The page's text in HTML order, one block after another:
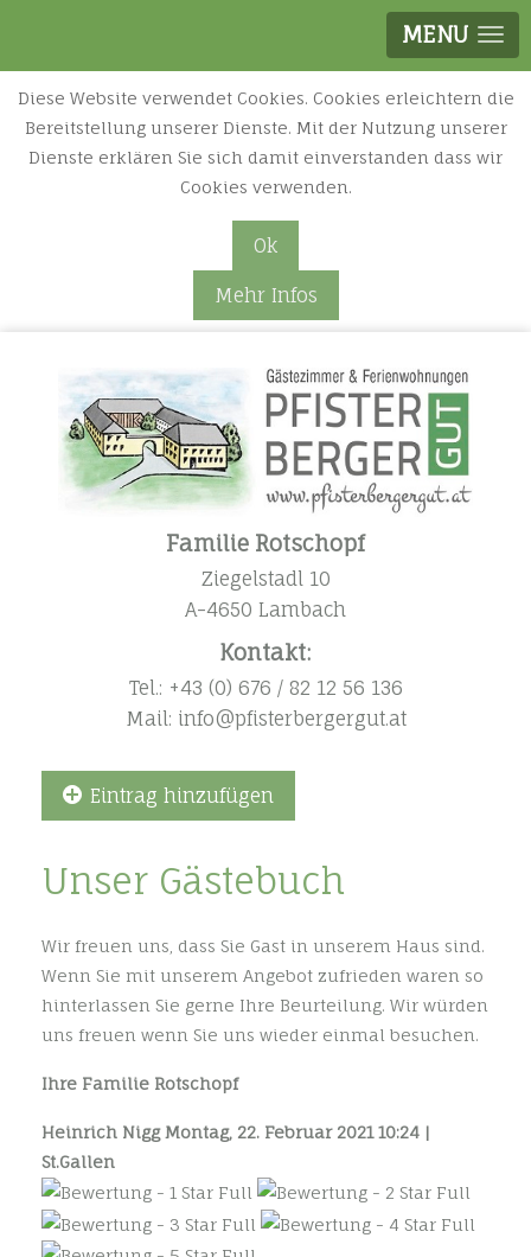
MENU
Diese Website verwendet Cookies. Cookies erleichtern die
Bereitstellung unserer Dienste. Mit der Nutzung unserer
Dienste erklären Sie sich damit einverstanden dass wir
Cookies verwenden.
Ok
Mehr Infos
Familie Rotschopf
Ziegelstadl 10
A-4650 Lambach
Kontakt:
Tel.: +43 (0) 676 / 82 12 56 136
Mail: info@pfisterbergergut.at
Eintrag hinzufügen
Unser Gästebuch
Wir freuen uns, dass Sie Gast in unserem Haus sind.
Wenn Sie mit unserem Angebot zufrieden waren so
hinterlassen Sie gerne Ihre Beurteilung. Wir würden
uns freuen wenn Sie uns wieder einmal besuchen.
Ihre Familie Rotschopf
Heinrich Nigg Montag, 22. Februar 2021 10:24 |
St.Gallen